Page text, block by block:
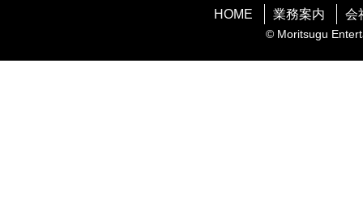
HOME 業務案内 会
© Moritsugu